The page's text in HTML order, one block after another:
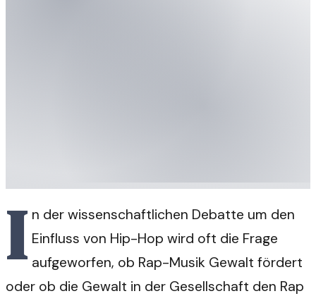
I n der wissenschaftlichen Debatte um den
Einfluss von Hip-Hop wird oft die Frage
aufgeworfen, ob Rap-Musik Gewalt fördert
oder ob die Gewalt in der Gesellschaft den Rap